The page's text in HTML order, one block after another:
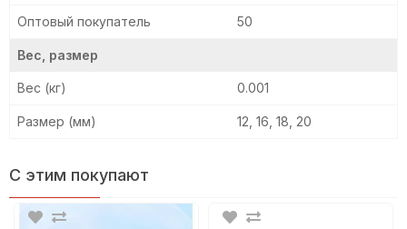
Оптовый покупатель 50
Вес, размер
Вес (кг) 0.001
Размер (мм) 12, 16, 18, 20
С этим покупают